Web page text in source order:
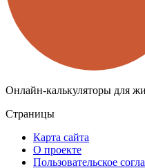
Онлайн-калькуляторы для
Страницы
Карта сайта
О проекте
Пользовательское